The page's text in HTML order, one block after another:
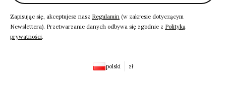
Zapisując się, akceptujesz nasz Regulamin (w zakresie dotyczącym
Newslettera). Przetwarzanie danych odbywa się zgodnie z Polityką
prywatności.
polski zł